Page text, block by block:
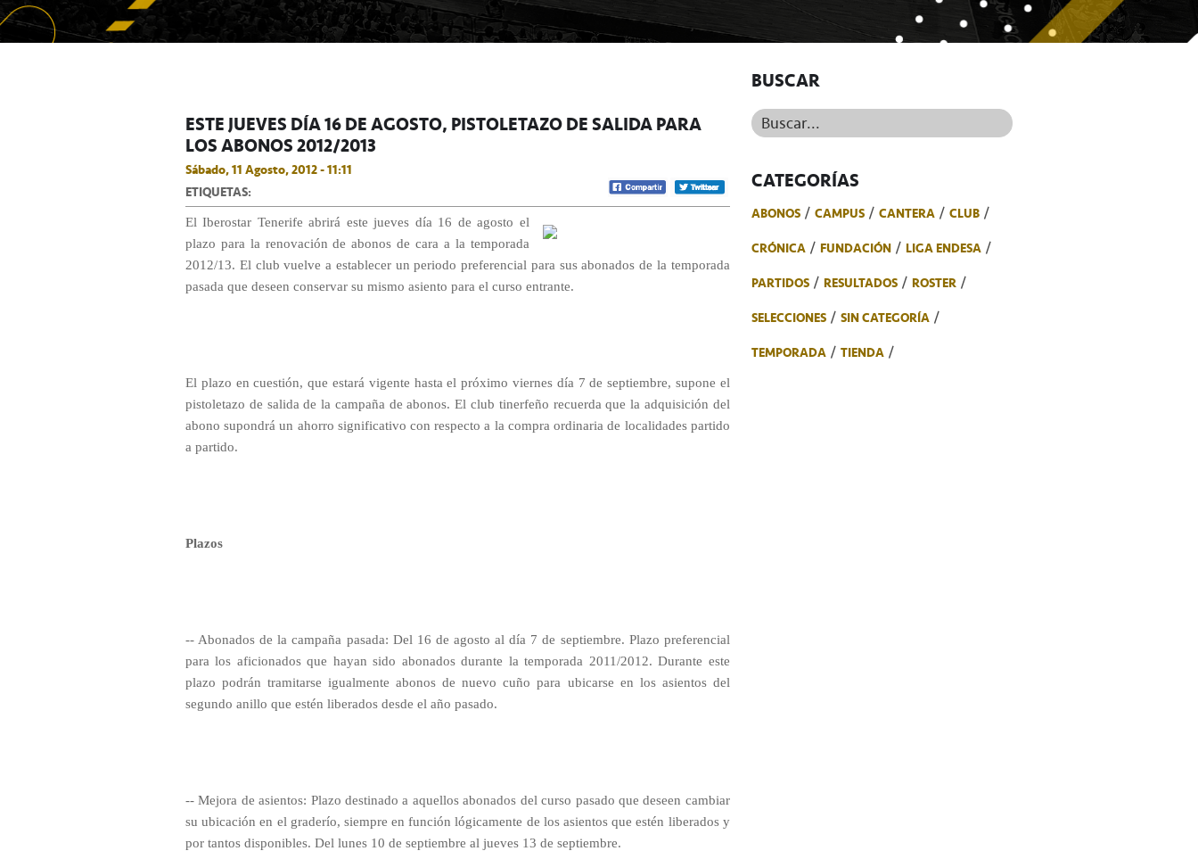
ESTE JUEVES DÍA 16 DE AGOSTO, PISTOLETAZO DE SALIDA PARA
LOS ABONOS 2012/2013
Sábado, 11 Agosto, 2012 - 11:11
ETIQUETAS:
El Iberostar Tenerife abrirá este jueves día 16 de agosto el
plazo para la renovación de abonos de cara a la temporada
2012/13. El club vuelve a establecer un periodo preferencial para sus abonados de la temporada
pasada que deseen conservar su mismo asiento para el curso entrante.
El plazo en cuestión, que estará vigente hasta el próximo viernes día 7 de septiembre, supone el
pistoletazo de salida de la campaña de abonos. El club tinerfeño recuerda que la adquisición del
abono supondrá un ahorro significativo con respecto a la compra ordinaria de localidades partido
a partido.
Plazos
-- Abonados de la campaña pasada: Del 16 de agosto al día 7 de septiembre. Plazo preferencial
para los aficionados que hayan sido abonados durante la temporada 2011/2012. Durante este
plazo podrán tramitarse igualmente abonos de nuevo cuño para ubicarse en los asientos del
segundo anillo que estén liberados desde el año pasado.
-- Mejora de asientos: Plazo destinado a aquellos abonados del curso pasado que deseen cambiar
su ubicación en el graderío, siempre en función lógicamente de los asientos que estén liberados y
por tantos disponibles. Del lunes 10 de septiembre al jueves 13 de septiembre.
BUSCAR
Buscar...
CATEGORÍAS
ABONOS CAMPUS CANTERA
CLUB
CRÓNICA
FUNDACIÓN
LIGA ENDESA
PARTIDOS
RESULTADOS
ROSTER
SELECCIONES
SIN CATEGORÍA
TEMPORADA
TIENDA